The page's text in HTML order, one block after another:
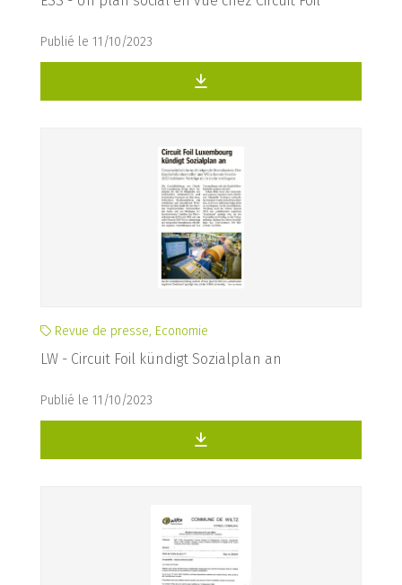
Publié le 11/10/2023
Revue de presse, Economie
LW - Circuit Foil kündigt Sozialplan an
Publié le 11/10/2023